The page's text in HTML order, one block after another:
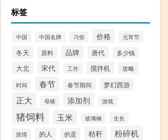
标签
中国 中国名牌 习俗 价格 元宵节
冬天 原料 品牌 唐代 多少钱
大北 宋代 工作 搅拌机 攻略
时间 春节 春节期间 梦幻西游
正大 母猪 添加剂 游戏
猪饲料 玉米 玻璃钢
生长
疫情
的人 的是 秸秆 粉碎机